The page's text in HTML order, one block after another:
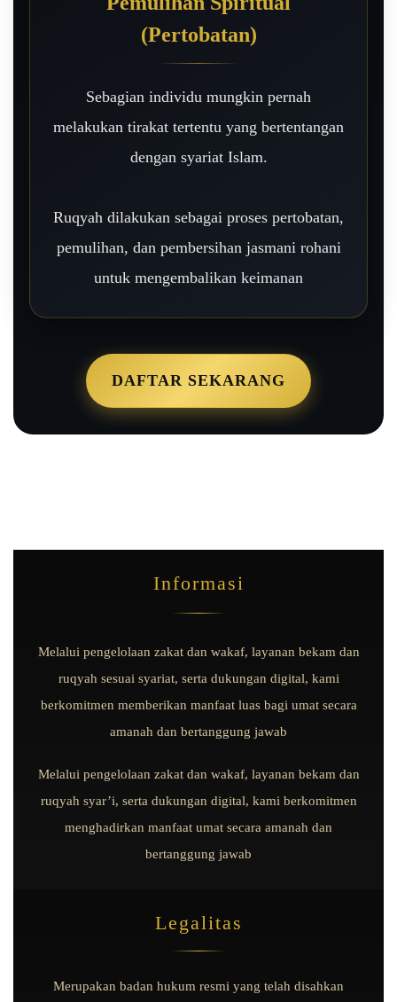
(Pertobatan)
Sebagian individu mungkin pernah
melakukan tirakat tertentu yang bertentangan
dengan syariat Islam.
Ruqyah dilakukan sebagai proses pertobatan,
pemulihan, dan pembersihan jasmani rohani
untuk mengembalikan keimanan
DAFTAR SEKARANG
Informasi
Melalui pengelolaan zakat dan wakaf, layanan bekam dan
ruqyah sesuai syariat, serta dukungan digital, kami
berkomitmen memberikan manfaat luas bagi umat secara
amanah dan bertanggung jawab
Melalui pengelolaan zakat dan wakaf, layanan bekam dan
ruqyah syar’i, serta dukungan digital, kami berkomitmen
menghadirkan manfaat umat secara amanah dan
bertanggung jawab
Legalitas
Merupakan badan hukum resmi yang telah disahkan